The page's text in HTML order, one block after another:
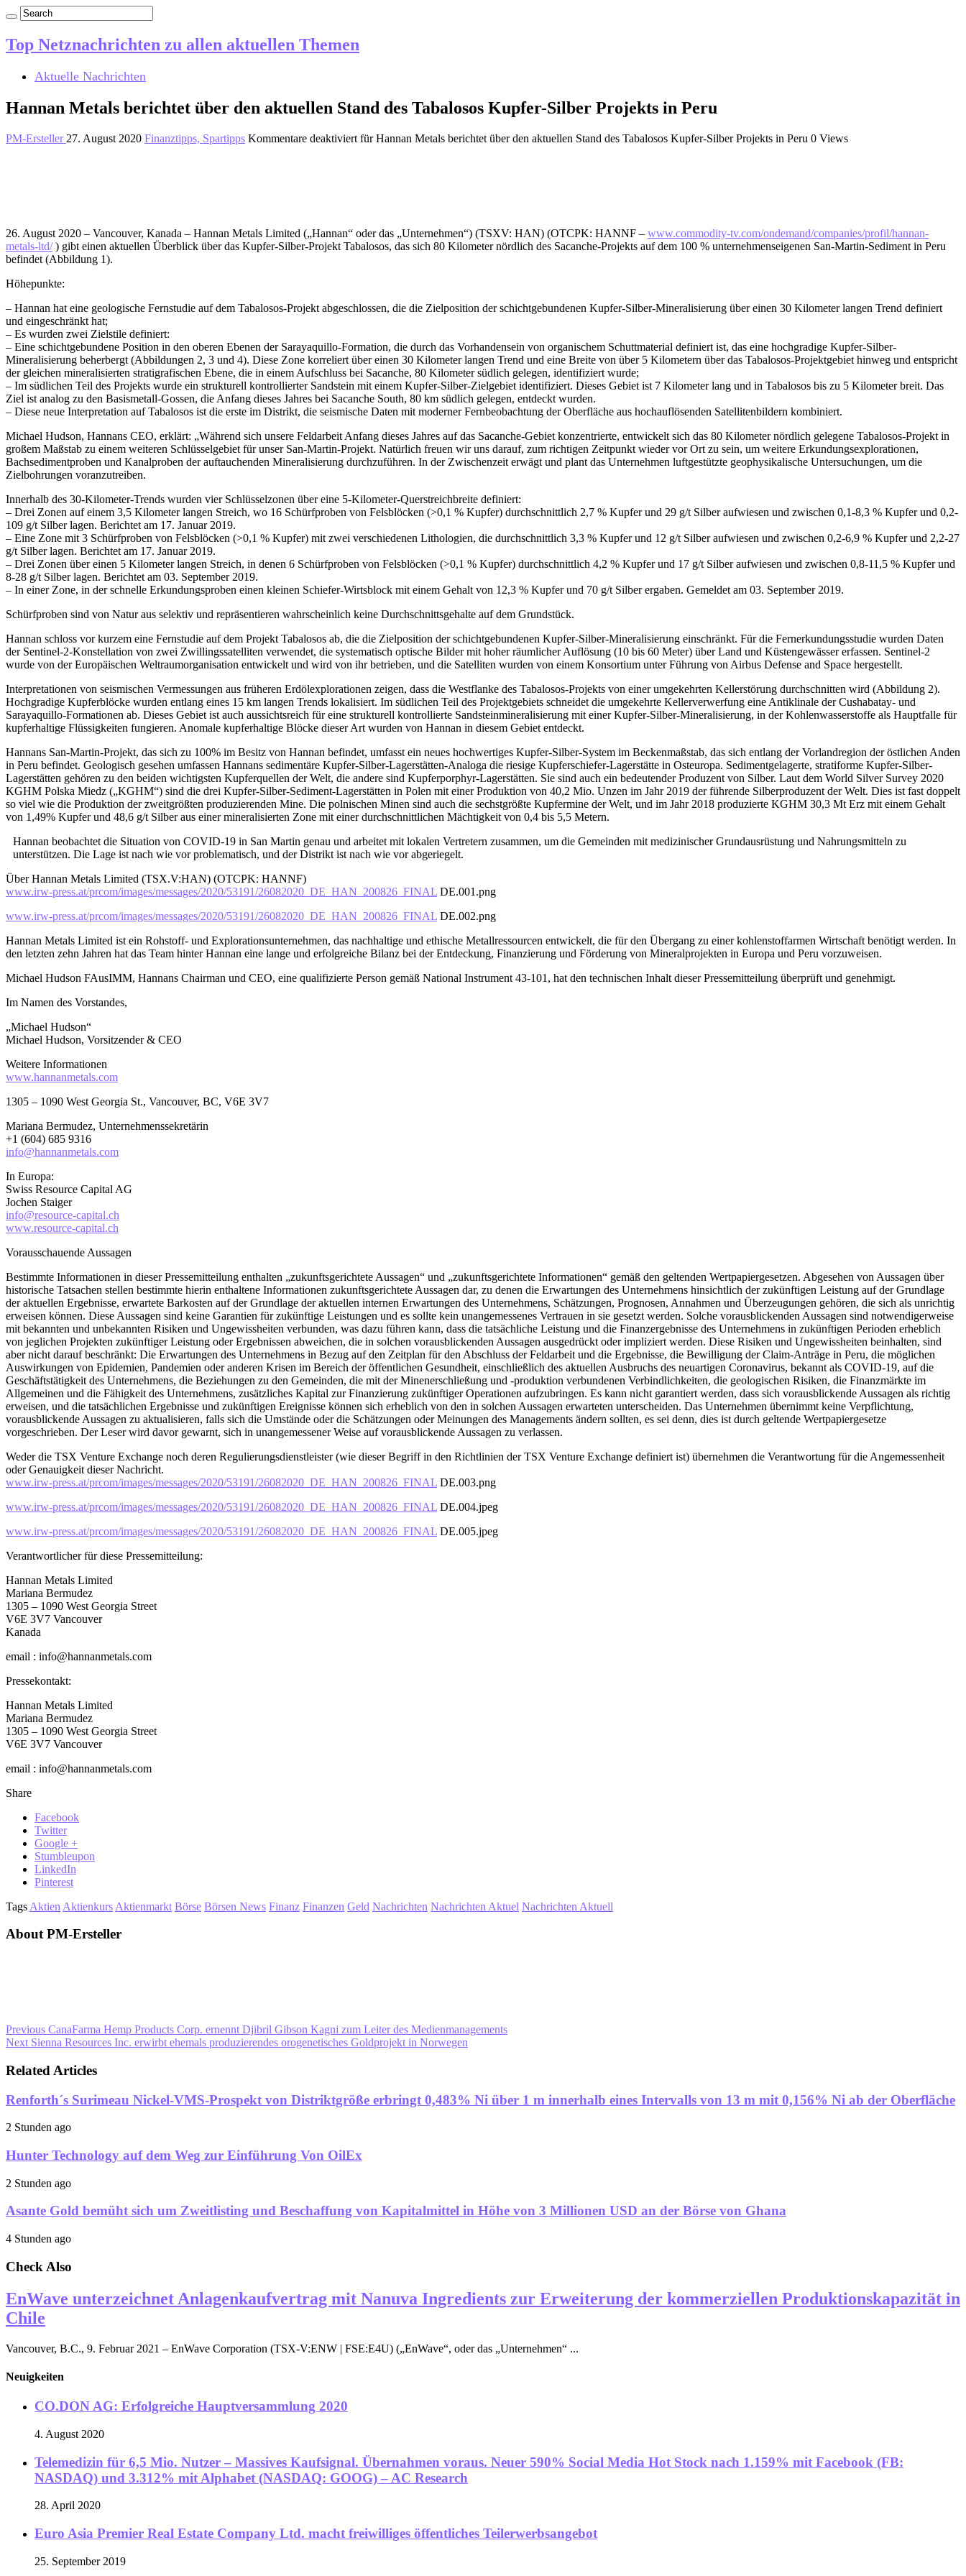
Top Netznachrichten zu allen aktuellen Themen
Aktuelle Nachrichten
Hannan Metals berichtet über den aktuellen Stand des Tabalosos Kupfer-Silber Projekts in Peru
PM-Ersteller 27. August 2020 Finanztipps, Spartipps Kommentare deaktiviert für Hannan Metals berichtet über den aktuellen Stand des Tabalosos Kupfer-Silber Projekts in Peru 0 Views
26. August 2020 – Vancouver, Kanada – Hannan Metals Limited („Hannan“ oder das „Unternehmen“) (TSXV: HAN) (OTCPK: HANNF – www.commodity-tv.com/ondemand/companies/profil/hannan-
metals-ltd/) gibt einen aktuellen Überblick über das Kupfer-Silber-Projekt Tabalosos, das sich 80 Kilometer nördlich des Sacanche-Projekts auf dem 100 % unternehmenseigenen San-Martin-Sediment in Peru
befindet (Abbildung 1).
Höhepunkte:
– Hannan hat eine geologische Fernstudie auf dem Tabalosos-Projekt abgeschlossen, die die Zielposition der schichtgebundenen Kupfer-Silber-Mineralisierung über einen 30 Kilometer langen Trend definiert
und eingeschränkt hat;
– Es wurden zwei Zielstile definiert:
– Eine schichtgebundene Position in den oberen Ebenen der Sarayaquillo-Formation, die durch das Vorhandensein von organischem Schuttmaterial definiert ist, das eine hochgradige Kupfer-Silber-
Mineralisierung beherbergt (Abbildungen 2, 3 und 4). Diese Zone korreliert über einen 30 Kilometer langen Trend und eine Breite von über 5 Kilometern über das Tabalosos-Projektgebiet hinweg und entspricht
der gleichen mineralisierten stratigrafischen Ebene, die in einem Aufschluss bei Sacanche, 80 Kilometer südlich gelegen, identifiziert wurde;
– Im südlichen Teil des Projekts wurde ein strukturell kontrollierter Sandstein mit einem Kupfer-Silber-Zielgebiet identifiziert. Dieses Gebiet ist 7 Kilometer lang und in Tabalosos bis zu 5 Kilometer breit. Das
Ziel ist analog zu den Basismetall-Gossen, die Anfang dieses Jahres bei Sacanche South, 80 km südlich gelegen, entdeckt wurden.
– Diese neue Interpretation auf Tabalosos ist die erste im Distrikt, die seismische Daten mit moderner Fernbeobachtung der Oberfläche aus hochauflösenden Satellitenbildern kombiniert.
Michael Hudson, Hannans CEO, erklärt: „Während sich unsere Feldarbeit Anfang dieses Jahres auf das Sacanche-Gebiet konzentrierte, entwickelt sich das 80 Kilometer nördlich gelegene Tabalosos-Projekt in
großem Maßstab zu einem weiteren Schlüsselgebiet für unser San-Martin-Projekt. Natürlich freuen wir uns darauf, zum richtigen Zeitpunkt wieder vor Ort zu sein, um weitere Erkundungsexplorationen,
Bachsedimentproben und Kanalproben der auftauchenden Mineralisierung durchzuführen. In der Zwischenzeit erwägt und plant das Unternehmen luftgestützte geophysikalische Untersuchungen, um die
Zielbohrungen voranzutreiben.
Innerhalb des 30-Kilometer-Trends wurden vier Schlüsselzonen über eine 5-Kilometer-Querstreichbreite definiert:
– Drei Zonen auf einem 3,5 Kilometer langen Streich, wo 16 Schürfproben von Felsblöcken (>0,1 % Kupfer) durchschnittlich 2,7 % Kupfer und 29 g/t Silber aufwiesen und zwischen 0,1-8,3 % Kupfer und 0,2-
109 g/t Silber lagen. Berichtet am 17. Januar 2019.
– Eine Zone mit 3 Schürfproben von Felsblöcken (>0,1 % Kupfer) mit zwei verschiedenen Lithologien, die durchschnittlich 3,3 % Kupfer und 12 g/t Silber aufwiesen und zwischen 0,2-6,9 % Kupfer und 2,2-27
g/t Silber lagen. Berichtet am 17. Januar 2019.
– Drei Zonen über einen 5 Kilometer langen Streich, in denen 6 Schürfproben von Felsblöcken (>0,1 % Kupfer) durchschnittlich 4,2 % Kupfer und 17 g/t Silber aufwiesen und zwischen 0,8-11,5 % Kupfer und
8-28 g/t Silber lagen. Berichtet am 03. September 2019.
– In einer Zone, in der schnelle Erkundungsproben einen kleinen Schiefer-Wirtsblock mit einem Gehalt von 12,3 % Kupfer und 70 g/t Silber ergaben. Gemeldet am 03. September 2019.
Schürfproben sind von Natur aus selektiv und repräsentieren wahrscheinlich keine Durchschnittsgehalte auf dem Grundstück.
Hannan schloss vor kurzem eine Fernstudie auf dem Projekt Tabalosos ab, die die Zielposition der schichtgebundenen Kupfer-Silber-Mineralisierung einschränkt. Für die Fernerkundungsstudie wurden Daten
der Sentinel-2-Konstellation von zwei Zwillingssatelliten verwendet, die systematisch optische Bilder mit hoher räumlicher Auflösung (10 bis 60 Meter) über Land und Küstengewässer erfassen. Sentinel-2
wurde von der Europäischen Weltraumorganisation entwickelt und wird von ihr betrieben, und die Satelliten wurden von einem Konsortium unter Führung von Airbus Defense and Space hergestellt.
Interpretationen von seismischen Vermessungen aus früheren Erdölexplorationen zeigen, dass die Westflanke des Tabalosos-Projekts von einer umgekehrten Kellerstörung durchschnitten wird (Abbildung 2).
Hochgradige Kupferblöcke wurden entlang eines 15 km langen Trends lokalisiert. Im südlichen Teil des Projektgebiets schneidet die umgekehrte Kellerverwerfung eine Antiklinale der Cushabatay- und
Sarayaquillo-Formationen ab. Dieses Gebiet ist auch aussichtsreich für eine strukturell kontrollierte Sandsteinmineralisierung mit einer Kupfer-Silber-Mineralisierung, in der Kohlenwasserstoffe als Hauptfalle für
kupferhaltige Flüssigkeiten fungieren. Anomale kupferhaltige Blöcke dieser Art wurden von Hannan in diesem Gebiet entdeckt.
Hannans San-Martin-Projekt, das sich zu 100% im Besitz von Hannan befindet, umfasst ein neues hochwertiges Kupfer-Silber-System im Beckenmaßstab, das sich entlang der Vorlandregion der östlichen Anden
in Peru befindet. Geologisch gesehen umfassen Hannans sedimentäre Kupfer-Silber-Lagerstätten-Analoga die riesige Kupferschiefer-Lagerstätte in Osteuropa. Sedimentgelagerte, stratiforme Kupfer-Silber-
Lagerstätten gehören zu den beiden wichtigsten Kupferquellen der Welt, die andere sind Kupferporphyr-Lagerstätten. Sie sind auch ein bedeutender Produzent von Silber. Laut dem World Silver Survey 2020
KGHM Polska Miedz („KGHM“) sind die drei Kupfer-Silber-Sediment-Lagerstätten in Polen mit einer Produktion von 40,2 Mio. Unzen im Jahr 2019 der führende Silberproduzent der Welt. Dies ist fast doppelt
so viel wie die Produktion der zweitgrößten produzierenden Mine. Die polnischen Minen sind auch die sechstgrößte Kupfermine der Welt, und im Jahr 2018 produzierte KGHM 30,3 Mt Erz mit einem Gehalt
von 1,49% Kupfer und 48,6 g/t Silber aus einer mineralisierten Zone mit einer durchschnittlichen Mächtigkeit von 0,4 bis 5,5 Metern.
Hannan beobachtet die Situation von COVID-19 in San Martin genau und arbeitet mit lokalen Vertretern zusammen, um die Gemeinden mit medizinischer Grundausrüstung und Nahrungsmitteln zu
unterstützen. Die Lage ist nach wie vor problematisch, und der Distrikt ist nach wie vor abgeriegelt.
Über Hannan Metals Limited (TSX.V:HAN) (OTCPK: HANNF)
www.irw-press.at/prcom/images/messages/2020/53191/26082020_DE_HAN_200826_FINAL DE.001.png
www.irw-press.at/prcom/images/messages/2020/53191/26082020_DE_HAN_200826_FINAL DE.002.png
Hannan Metals Limited ist ein Rohstoff- und Explorationsunternehmen, das nachhaltige und ethische Metallressourcen entwickelt, die für den Übergang zu einer kohlenstoffarmen Wirtschaft benötigt werden. In
den letzten zehn Jahren hat das Team hinter Hannan eine lange und erfolgreiche Bilanz bei der Entdeckung, Finanzierung und Förderung von Mineralprojekten in Europa und Peru vorzuweisen.
Michael Hudson FAusIMM, Hannans Chairman und CEO, eine qualifizierte Person gemäß National Instrument 43-101, hat den technischen Inhalt dieser Pressemitteilung überprüft und genehmigt.
Im Namen des Vorstandes,
„Michael Hudson“
Michael Hudson, Vorsitzender & CEO
Weitere Informationen
www.hannanmetals.com
1305 – 1090 West Georgia St., Vancouver, BC, V6E 3V7
Mariana Bermudez, Unternehmenssekretärin
+1 (604) 685 9316
info@hannanmetals.com
In Europa:
Swiss Resource Capital AG
Jochen Staiger
info@resource-capital.ch
www.resource-capital.ch
Vorausschauende Aussagen
Bestimmte Informationen in dieser Pressemitteilung enthalten „zukunftsgerichtete Aussagen“ und „zukunftsgerichtete Informationen“ gemäß den geltenden Wertpapiergesetzen. Abgesehen von Aussagen über
historische Tatsachen stellen bestimmte hierin enthaltene Informationen zukunftsgerichtete Aussagen dar, zu denen die Erwartungen des Unternehmens hinsichtlich der zukünftigen Leistung auf der Grundlage
der aktuellen Ergebnisse, erwartete Barkosten auf der Grundlage der aktuellen internen Erwartungen des Unternehmens, Schätzungen, Prognosen, Annahmen und Überzeugungen gehören, die sich als unrichtig
erweisen können. Diese Aussagen sind keine Garantien für zukünftige Leistungen und es sollte kein unangemessenes Vertrauen in sie gesetzt werden. Solche vorausblickenden Aussagen sind notwendigerweise
mit bekannten und unbekannten Risiken und Ungewissheiten verbunden, was dazu führen kann, dass die tatsächliche Leistung und die Finanzergebnisse des Unternehmens in zukünftigen Perioden erheblich
von jeglichen Projekten zukünftiger Leistung oder Ergebnissen abweichen, die in solchen vorausblickenden Aussagen ausgedrückt oder impliziert werden. Diese Risiken und Ungewissheiten beinhalten, sind
aber nicht darauf beschränkt: Die Erwartungen des Unternehmens in Bezug auf den Zeitplan für den Abschluss der Feldarbeit und die Ergebnisse, die Bewilligung der Claim-Anträge in Peru, die möglichen
Auswirkungen von Epidemien, Pandemien oder anderen Krisen im Bereich der öffentlichen Gesundheit, einschließlich des aktuellen Ausbruchs des neuartigen Coronavirus, bekannt als COVID-19, auf die
Geschäftstätigkeit des Unternehmens, die Beziehungen zu den Gemeinden, die mit der Minenerschließung und -produktion verbundenen Verbindlichkeiten, die geologischen Risiken, die Finanzmärkte im
Allgemeinen und die Fähigkeit des Unternehmens, zusätzliches Kapital zur Finanzierung zukünftiger Operationen aufzubringen. Es kann nicht garantiert werden, dass sich vorausblickende Aussagen als richtig
erweisen, und die tatsächlichen Ergebnisse und zukünftigen Ereignisse können sich erheblich von den in solchen Aussagen erwarteten unterscheiden. Das Unternehmen übernimmt keine Verpflichtung,
vorausblickende Aussagen zu aktualisieren, falls sich die Umstände oder die Schätzungen oder Meinungen des Managements ändern sollten, es sei denn, dies ist durch geltende Wertpapiergesetze
vorgeschrieben. Der Leser wird davor gewarnt, sich in unangemessener Weise auf vorausblickende Aussagen zu verlassen.
Weder die TSX Venture Exchange noch deren Regulierungsdienstleister (wie dieser Begriff in den Richtlinien der TSX Venture Exchange definiert ist) übernehmen die Verantwortung für die Angemessenheit
oder Genauigkeit dieser Nachricht.
www.irw-press.at/prcom/images/messages/2020/53191/26082020_DE_HAN_200826_FINAL DE.003.png
www.irw-press.at/prcom/images/messages/2020/53191/26082020_DE_HAN_200826_FINAL DE.004.jpeg
www.irw-press.at/prcom/images/messages/2020/53191/26082020_DE_HAN_200826_FINAL DE.005.jpeg
Verantwortlicher für diese Pressemitteilung:
Hannan Metals Limited
Mariana Bermudez
1305 – 1090 West Georgia Street
V6E 3V7 Vancouver
Kanada
email : info@hannanmetals.com
Pressekontakt:
Hannan Metals Limited
Mariana Bermudez
1305 – 1090 West Georgia Street
V6E 3V7 Vancouver
email : info@hannanmetals.com
Share
Facebook
Twitter
Google +
Stumbleupon
LinkedIn
Pinterest
Tags Aktien Aktienkurs Aktienmarkt Börse Börsen News Finanz Finanzen Geld Nachrichten Nachrichten Aktuel Nachrichten Aktuell
About PM-Ersteller
Previous CanaFarma Hemp Products Corp. ernennt Djibril Gibson Kagni zum Leiter des Medienmanagements
Next Sienna Resources Inc. erwirbt ehemals produzierendes orogenetisches Goldprojekt in Norwegen
Related Articles
Renforth´s Surimeau Nickel-VMS-Prospekt von Distriktgröße erbringt 0,483% Ni über 1 m innerhalb eines Intervalls von 13 m mit 0,156% Ni ab der Oberfläche
2 Stunden ago
Hunter Technology auf dem Weg zur Einführung Von OilEx
2 Stunden ago
Asante Gold bemüht sich um Zweitlisting und Beschaffung von Kapitalmittel in Höhe von 3 Millionen USD an der Börse von Ghana
4 Stunden ago
Check Also
EnWave unterzeichnet Anlagenkaufvertrag mit Nanuva Ingredients zur Erweiterung der kommerziellen Produktionskapazität in
Chile
Vancouver, B.C., 9. Februar 2021 – EnWave Corporation (TSX-V:ENW | FSE:E4U) („EnWave“, oder das „Unternehmen“ ...
Neuigkeiten
CO.DON AG: Erfolgreiche Hauptversammlung 2020
4. August 2020
Telemedizin für 6,5 Mio. Nutzer – Massives Kaufsignal. Übernahmen voraus. Neuer 590% Social Media Hot Stock nach 1.159% mit Facebook (FB:
NASDAQ) und 3.312% mit Alphabet (NASDAQ: GOOG) – AC Research
28. April 2020
Euro Asia Premier Real Estate Company Ltd. macht freiwilliges öffentliches Teilerwerbsangebot
25. September 2019